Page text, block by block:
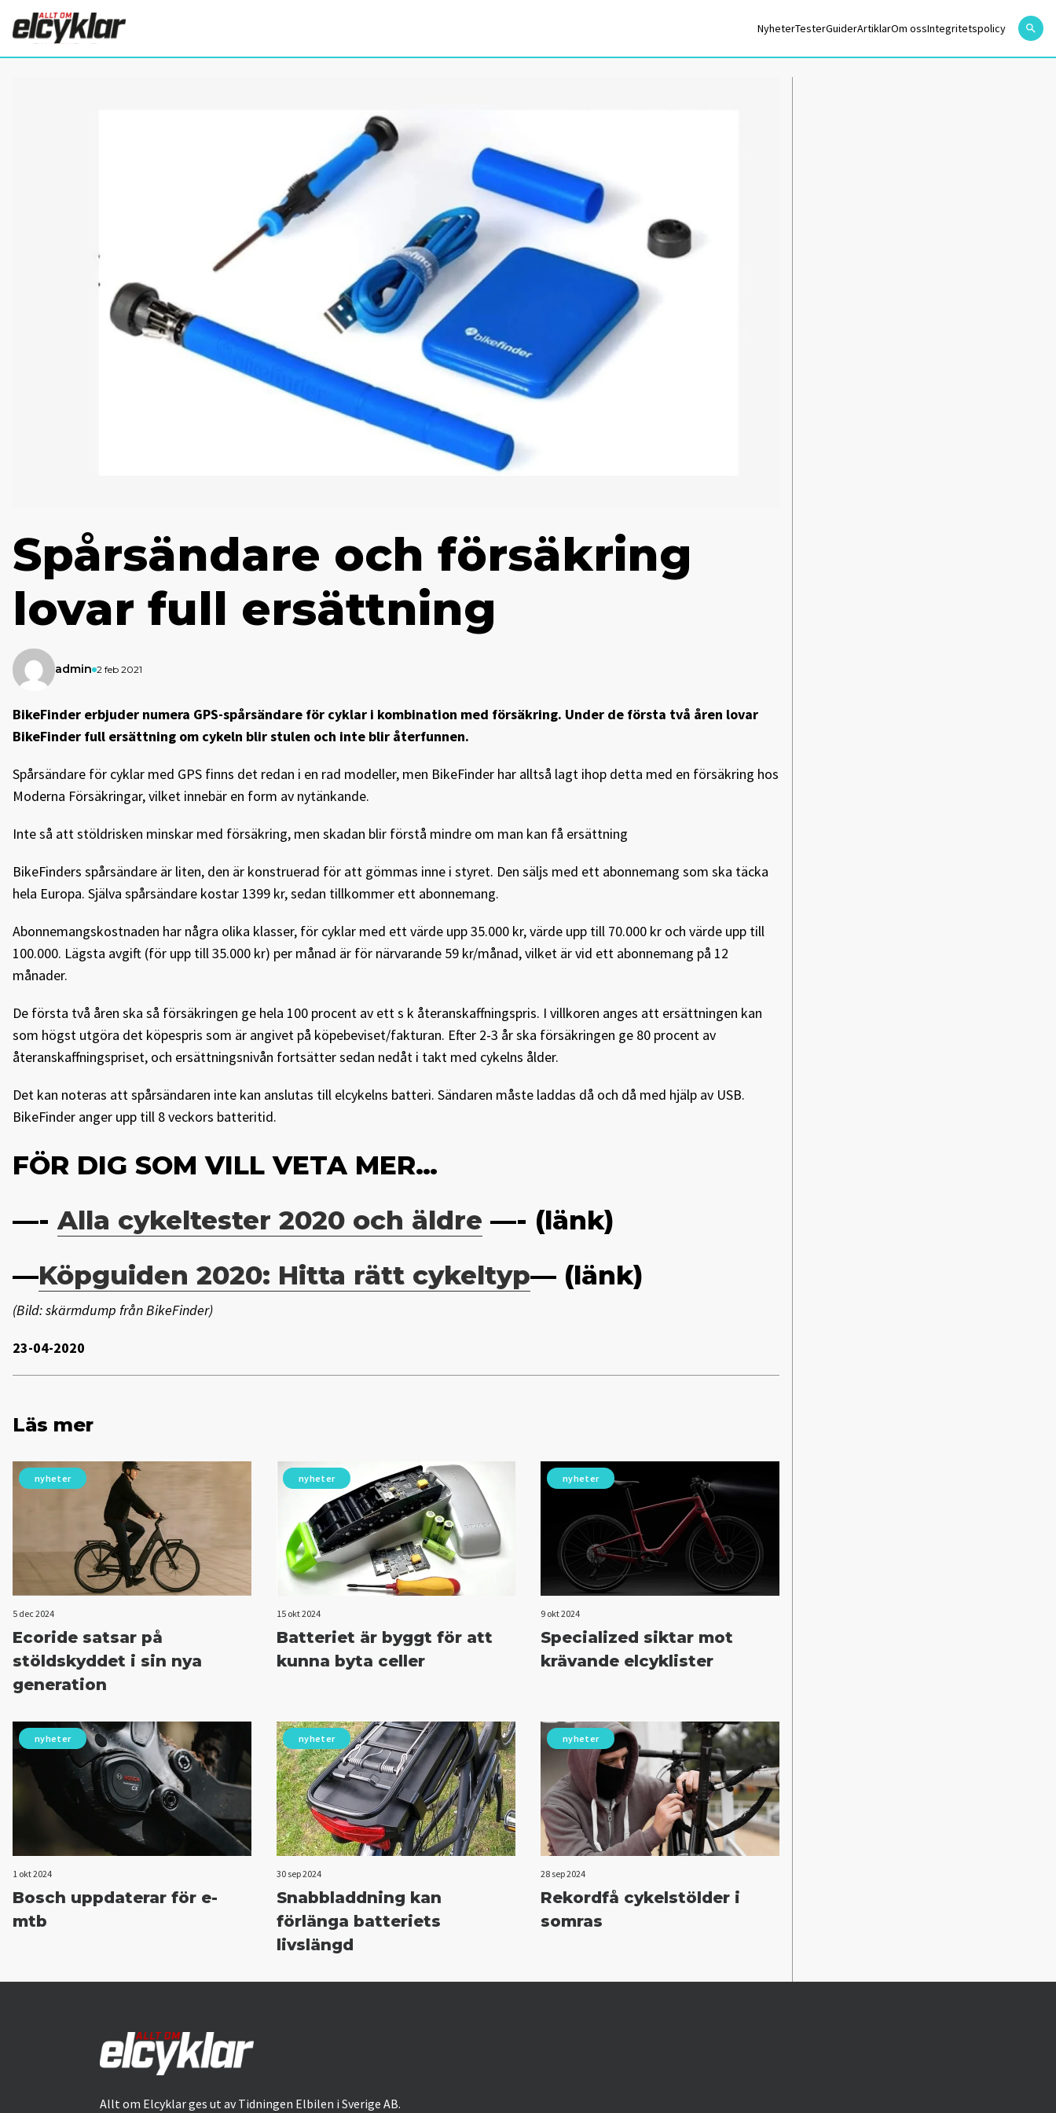
NyheterTesterGuiderArtiklarOm ossIntegritetspolicy
Spårsändare och försäkring
lovar full ersättning
admin 2 feb 2021
BikeFinder erbjuder numera GPS-spårsändare för cyklar i kombination med försäkring. Under de första två åren lovar
BikeFinder full ersättning om cykeln blir stulen och inte blir återfunnen.
Spårsändare för cyklar med GPS finns det redan i en rad modeller, men BikeFinder har alltså lagt ihop detta med en försäkring hos
Moderna Försäkringar, vilket innebär en form av nytänkande.
Inte så att stöldrisken minskar med försäkring, men skadan blir förstå mindre om man kan få ersättning
BikeFinders spårsändare är liten, den är konstruerad för att gömmas inne i styret. Den säljs med ett abonnemang som ska täcka
hela Europa. Själva spårsändare kostar 1399 kr, sedan tillkommer ett abonnemang.
Abonnemangskostnaden har några olika klasser, för cyklar med ett värde upp 35.000 kr, värde upp till 70.000 kr och värde upp till
100.000. Lägsta avgift (för upp till 35.000 kr) per månad är för närvarande 59 kr/månad, vilket är vid ett abonnemang på 12
månader.
De första två åren ska så försäkringen ge hela 100 procent av ett s k återanskaffningspris. I villkoren anges att ersättningen kan
som högst utgöra det köpespris som är angivet på köpebeviset/fakturan. Efter 2-3 år ska försäkringen ge 80 procent av
återanskaffningspriset, och ersättningsnivån fortsätter sedan nedåt i takt med cykelns ålder.
Det kan noteras att spårsändaren inte kan anslutas till elcykelns batteri. Sändaren måste laddas då och då med hjälp av USB.
BikeFinder anger upp till 8 veckors batteritid.
FÖR DIG SOM VILL VETA MER…
—- Alla cykeltester 2020 och äldre —- (länk)
—Köpguiden 2020: Hitta rätt cykeltyp— (länk)
(Bild: skärmdump från BikeFinder)
23-04-2020
Läs mer
nyheter
5 dec 2024
Ecoride satsar på
stöldskyddet i sin nya
generation
nyheter
15 okt 2024
Batteriet är byggt för att
kunna byta celler
nyheter
9 okt 2024
Specialized siktar mot
krävande elcyklister
nyheter
1 okt 2024
Bosch uppdaterar för e-
mtb
nyheter
30 sep 2024
Snabbladdning kan
förlänga batteriets
livslängd
nyheter
28 sep 2024
Rekordfå cykelstölder i
somras
Allt om Elcyklar ges ut av Tidningen Elbilen i Sverige AB.